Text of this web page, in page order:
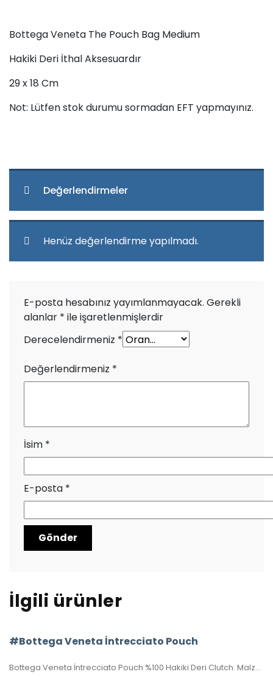
Bottega Veneta The Pouch Bag Medium
Hakiki Deri İthal Aksesuardır
29 x 18 Cm
Not: Lütfen stok durumu sormadan EFT yapmayınız.
Değerlendirmeler
Henüz değerlendirme yapılmadı.
E-posta hesabınız yayımlanmayacak. Gerekli
alanlar * ile işaretlenmişlerdir
Derecelendirmeniz *
Değerlendirmeniz *
İsim *
E-posta *
İlgili ürünler
#Bottega Veneta İntrecciato Pouch
Bottega Veneta İntrecciato Pouch %100 Hakiki Deri Clutch. Malzemesi el örgüsü, hakiki kuzu derisidir. Ölçüsü 20×15 cm dir. Kutulu, toz torbalı, sertifikalıdır.